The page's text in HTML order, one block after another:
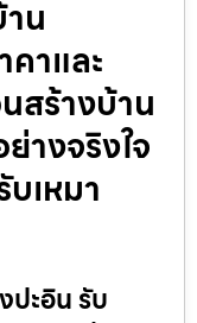
น
คาและ
สร้างบ้าน
างจริงใจ
เหมา
ปะอิน รับ